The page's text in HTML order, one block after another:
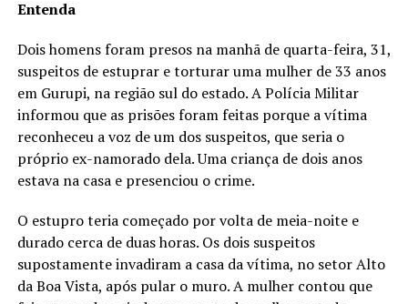
Entenda
Dois homens foram presos na manhã de quarta-feira, 31,
suspeitos de estuprar e torturar uma mulher de 33 anos
em Gurupi, na região sul do estado. A Polícia Militar
informou que as prisões foram feitas porque a vítima
reconheceu a voz de um dos suspeitos, que seria o
próprio ex-namorado dela. Uma criança de dois anos
estava na casa e presenciou o crime.
O estupro teria começado por volta de meia-noite e
durado cerca de duas horas. Os dois suspeitos
supostamente invadiram a casa da vítima, no setor Alto
da Boa Vista, após pular o muro. A mulher contou que